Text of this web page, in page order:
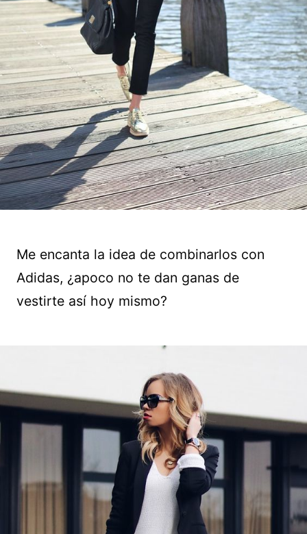
Me encanta la idea de combinarlos con
Adidas, ¿apoco no te dan ganas de
vestirte así hoy mismo?